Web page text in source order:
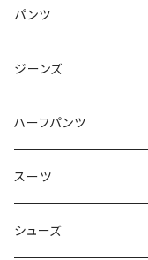
50/XL～
48/L
50/XL～
46/M
48/L
50/XL～
～44/S
46/M
48/L
50/XL～
パンツ
～44/S
46/M
48/L
50/XL～
ジーンズ
～44/S
46/M
48/L
ハーフパンツ
～44/S
46/M
スーツ
～44/S
シューズ